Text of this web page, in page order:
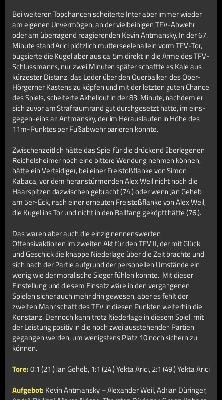
Bei weiteren Topchancen scheiterte Inter aber immer wieder
am eigenen Unvermögen, an der vielbeinigen TFV-Abwehr
oder am überragend reagierenden Kevin Antmansky. In der 67.
Minute stand Arici plötzlich mutterseelenallein vorm TFV-Tor,
bugsierte die Kugel aber aus ca. 5m direkt in die Arme des TFV-
Schlussmanns, nur zwei Minuten später schaffte es Kale aus
kürzester Distanz, das Leder über den Querbalken des Ober-
Hörgerner Kastens zu köpfen und mit der letzten guten Chance
des Spiels, scheiterte Akhellouf in der 83. Minute, nachdem er
sich zuvor am Strafraumrand gut durchgesetzt hatte, im eins-
gegen-eins an Antmansky, der im Herauslaufen in Höhe des
11m-Punktes per Fußabwehr parieren konnte.
Zwischenzeitlich hätte das Spiel für die drückend überlegenen
Reichelsheimer noch eine bittere Wendung nehmen können,
hätte ein Verteidiger, bei einer Freistoßflanke von Simon
Kabaca, vor dem heranstürmenden Alex Weil nicht noch die
Haarspitzen dazwischen gebracht (74.) oder wenn Jan Geheb
am 5er-Eck, nach einer erneuten Freistoßflanke von Alex Weil,
die Kugel ins Tor und nicht in den Ballfang geköpft hätte (76.).
Das waren aber auch die einzig nennenswerten
Offensivaktionen im zweiten Akt für den TFV II, der mit Glück
und Geschick die knappe Niederlage über die Zeit brachte und
sich nach der Partie aufgrund der personellen Umstände ein
wenig wie der moralische Sieger fühlen konnte. Mit dieser
Einstellung und diesem Einsatz wäre in den vergangenen
Spielen sicher auch mehr drin gewesen, aber es fehlt der
zweiten Mannschaft des TFV in diesen Punkten weiterhin die
Konstanz. Dennoch kann trotz Niederlage in diesem Spiel, mit
der Leistung positiv in die noch zwei ausstehenden Partien
gegangen werden, um wenigstens Platz 10 noch sichern zu
können.
Tore:0:1 (21.) Jan Geheb, 1:1 (24.) Yekta Arici, 2:1 (49.) Yekta Arici
Aufgebot: Kevin Antmansky – Alexander Weil, Adrian Düringer,